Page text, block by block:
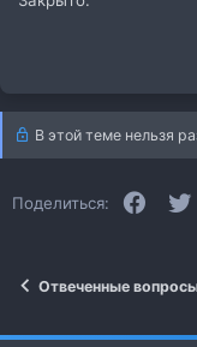
В этой теме нельзя
Поделиться:
Отвеченные